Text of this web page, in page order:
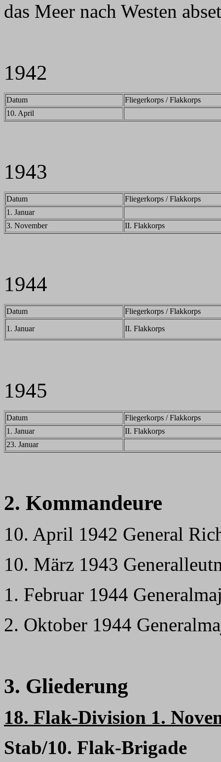
das Meer nach Westen
1942
Datum
Fliegerkorps / Flakkorps
10. April
1943
Datum
Fliegerkorps / Flakkorps
1. Januar
3. November
II. Flakkorps
1944
Datum Fliegerkorps / Flakkorps
1. Januar II. Flakkorps
1945
Datum
Fliegerkorps / Flakkorps
1. Januar
II. Flakkorps
23. Januar
2. Kommandeure
10. April 1942 General
10. März 1943
1. Februar 1944
2. Oktober 1944
3. Gliederung
18. Flak-Division 1.
Stab/10. Flak-Brigade